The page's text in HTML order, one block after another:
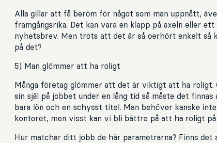
Alla gillar att få beröm för något som man uppnått,
framgångsrika. Det kan vara en klapp på axeln eller
nyhetsbrev. Men trots att det är så oerhört enkelt så
på det?
5) Man glömmer att ha roligt
Många företag glömmer att det är viktigt att ha roligt.
sin själ på jobbet under en lång tid så måste det finnas
bara lön och en schysst titel. Man behöver kanske
kontoret, men visst kan vi bli bättre på att ha roligt
Hur matchar ditt jobb de här parametrarna? Finns det